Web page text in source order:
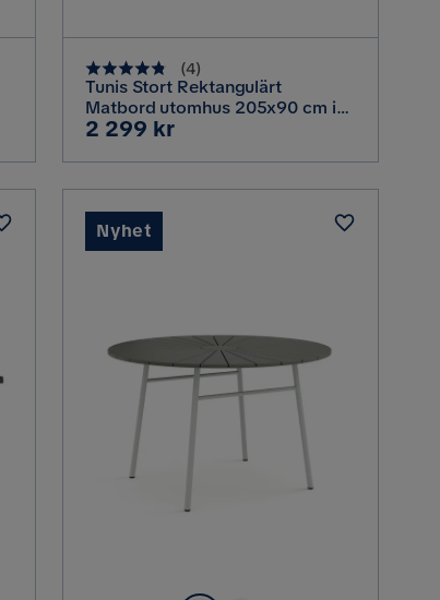
(4)
Tunis Stort Rektangulärt
Matbord utomhus 205x90 cm i
metall och plast, Svart
Pris
2 299 kr
Nyhet